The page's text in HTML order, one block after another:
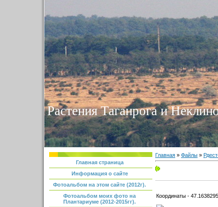
Растения Таганрога и
Главная страница
Информация о сайте
Фотоальбом на этом сайте (2012г).
Фотоальбом моих фото на
Плантариуме (2012-2015гг).
Главная » Файлы »
Координаты -